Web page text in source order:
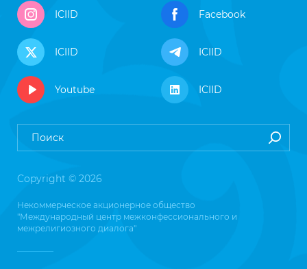
ICIID Facebook
ICIID ICIID
Youtube ICIID
Copyright © 2026
Некоммерческое акционерное общество
"Международный центр межконфессионального и
межрелигиозного диалога"